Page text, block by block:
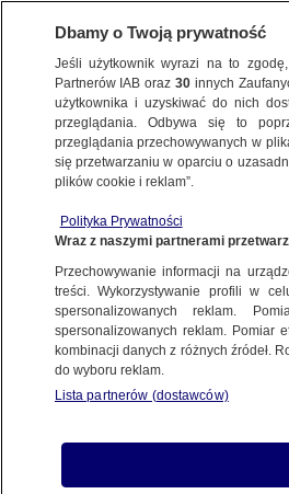
ŚWIAT
2.06.2009, 09:14Aktualizacja:
Udostępnij
Francuski "Spiderman"
okazji znów trafił do aresztu.
australijskiego, bo właśnie w
wyczynu - bez żadnych
na 41. piętrowy drapacz
Dbamy o Twoją prywatność
Jeśli użytkownik wyrazi na to
Partnerów IAB oraz30 innych
użytkownika i uzyskiwać do nich
przeglądania. Odbywa się to
przeglądania przechowywanych w
się przetwarzaniu w oparciu o
plików cookie i reklam”.
Polityka Prywatności
Wraz z naszymi partnerami
Przechowywanie informacji na
treści. Wykorzystywanie profili w
spersonalizowanych reklam.
spersonalizowanych reklam. Pomiar
kombinacji danych z różnych źródeł.
do wyboru reklam.
Lista partnerów (dostawców)